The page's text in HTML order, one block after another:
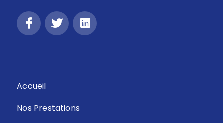
Accueil
Nos Prestations